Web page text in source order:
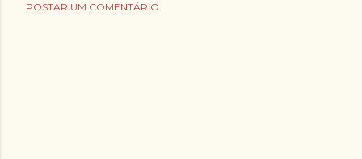
POSTAR UM COMENTÁRIO